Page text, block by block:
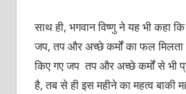
साथ ही, भगवान विष्णु ने यह भी कहा
जप, तप और अच्छे कर्मों का फल
किए गए जप तप और अच्छे कर्मों से भी
है, तब से ही इस महीने का महत्व बाकी